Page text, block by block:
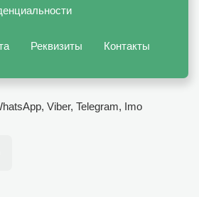
Реквизиты Контакты
Viber, Telegram, Imo